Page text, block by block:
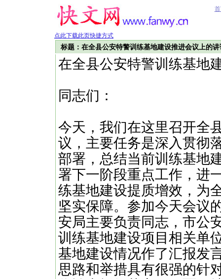
点此下载此页快捷方式
标题：在全县公安特警训练基地建设推进会议上的讲
在全县公安特警训练基地
同志们：
今天，我们在这里召开全
议，主要任务是深入贯彻
部署，总结当前训练基地
署下一阶段重点工作，进
练基地建设提质增效，为
坚实保障。参加今天会议
安局主要负责同志，市公
训练基地建设项目相关单
基地建设情况作了汇报发
思路和举措具有很强的针